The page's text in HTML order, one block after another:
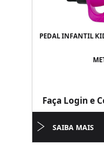
PEDAL INFANTIL
Faça Login e
SAIBA MAIS